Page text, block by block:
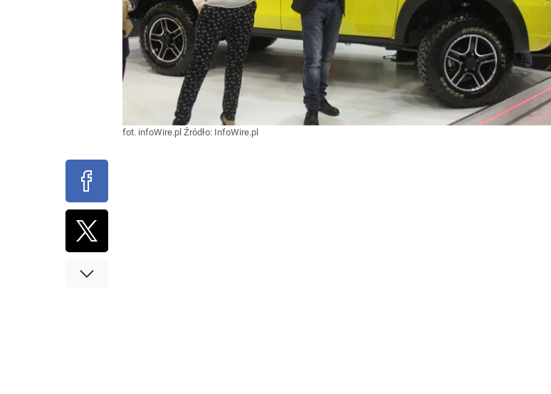
fot. infoWire.pl Źródło: InfoWire.pl